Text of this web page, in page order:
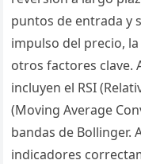
puntos de entrada y
impulso del precio,
otros factores clave.
incluyen el RSI
(Moving Average
bandas de Bollinger.
indicadores